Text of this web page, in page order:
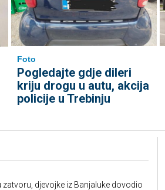
Foto
Pogledajte gdje dileri
kriju drogu u autu, akcija
policije u Trebinju
djevojke iz Banjaluke dovodio